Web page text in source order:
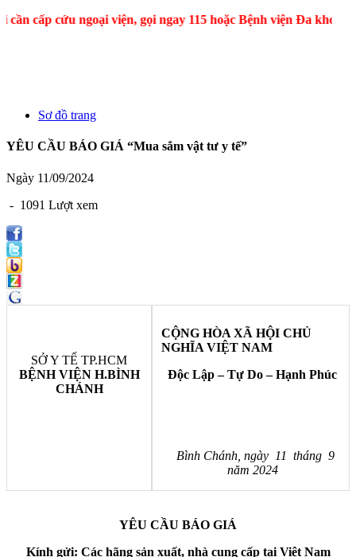
cứu ngoại viện, gọi ngay 115 hoặc Bệnh viện Đa khoa Bình
Sơ đồ trang
YÊU CẦU BÁO GIÁ “Mua sắm vật tư y tế”
Ngày 11/09/2024
- 1091 Lượt xem
SỞ Y TẾ TP.HCM
BỆNH VIỆN H.BÌNH
CHÁNH
CỘNG HÒA XÃ HỘI CHỦ
NGHĨA VIỆT NAM
Độc Lập – Tự Do – Hạnh Phúc
Bình Chánh, ngày 11 tháng 9
năm 2024
YÊU CẦU BÁO GIÁ
Kính gửi: Các hãng sản xuất, nhà cung cấp tại Việt Nam